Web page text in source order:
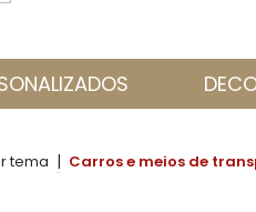
tema | Carros e meios de